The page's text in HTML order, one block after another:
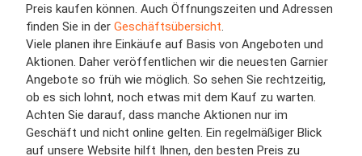
Preis kaufen können. Auch Öffnungszeiten und Adressen
finden Sie in der Geschäftsübersicht
Viele planen ihre Einkäufe auf Basis von Angeboten und
Aktionen. Daher veröffentlichen wir die neuesten Garnier
Angebote so früh wie möglich. So sehen Sie rechtzeitig,
ob es sich lohnt, noch etwas mit dem Kauf zu warten.
Achten Sie darauf, dass manche Aktionen nur im
Geschäft und nicht online gelten. Ein regelmäßiger Blick
auf unsere Website hilft Ihnen, den besten Preis zu